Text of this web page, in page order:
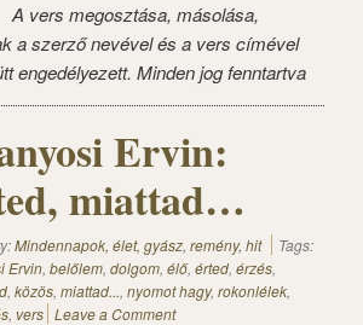
A vers megosztása, másolása,
a szerző nevével és a vers címével
engedélyezett. Minden jog fenntartva
Ervin:
miattad…
Mindennapok, élet, gyász, remény, hit
Tags:
Ervin, belőlem, dolgom, élő, érted, érzés,
, közös, miattad..., nyomot hagy, rokonlélek,
, vers Leave a Comment